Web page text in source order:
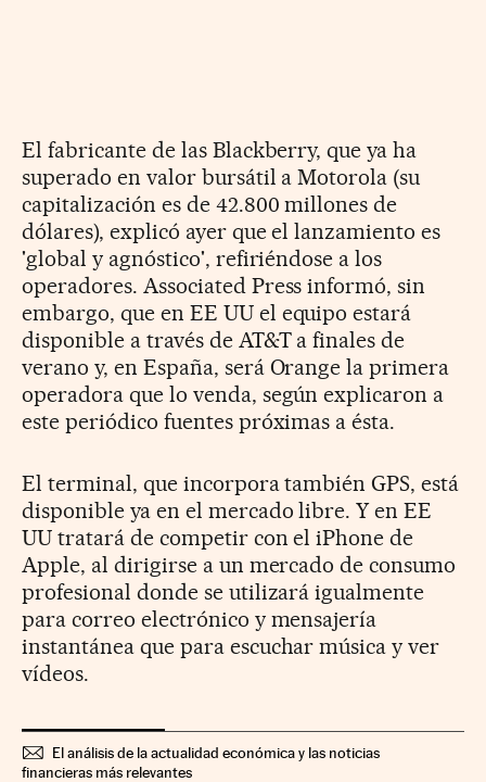
El fabricante de las Blackberry, que ya ha
superado en valor bursátil a Motorola (su
capitalización es de 42.800 millones de
dólares), explicó ayer que el lanzamiento es
'global y agnóstico', refiriéndose a los
operadores. Associated Press informó, sin
embargo, que en EE UU el equipo estará
disponible a través de AT&T a finales de
verano y, en España, será Orange la primera
operadora que lo venda, según explicaron a
este periódico fuentes próximas a ésta.
El terminal, que incorpora también GPS, está
disponible ya en el mercado libre. Y en EE
UU tratará de competir con el iPhone de
Apple, al dirigirse a un mercado de consumo
profesional donde se utilizará igualmente
para correo electrónico y mensajería
instantánea que para escuchar música y ver
vídeos.
El análisis de la actualidad económica y las noticias
financieras más relevantes